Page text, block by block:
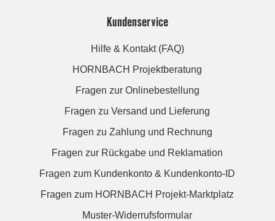
Kundenservice
Hilfe & Kontakt (FAQ)
HORNBACH Projektberatung
Fragen zur Onlinebestellung
Fragen zu Versand und Lieferung
Fragen zu Zahlung und Rechnung
Fragen zur Rückgabe und Reklamation
Fragen zum Kundenkonto & Kundenkonto-ID
Fragen zum HORNBACH Projekt-Marktplatz
Muster-Widerrufsformular